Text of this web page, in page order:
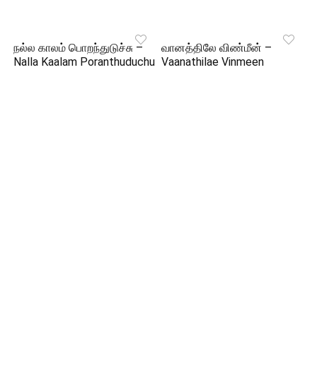
நல்ல காலம் பொறந்துடுச்சு –
Nalla Kaalam Poranthuduchu
வானத்திலே விண்மீன் –
Vaanathilae Vinmeen